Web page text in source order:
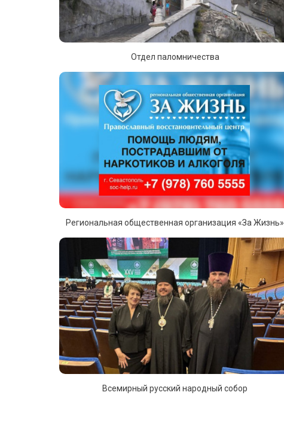
Отдел паломничества
Региональная общественная организация «За Жизнь»
Всемирный русский народный собор